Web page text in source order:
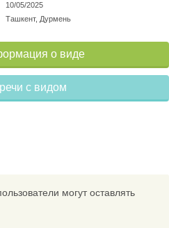
10/05/2025
Ташкент, Дурмень
о виде
с видом
могут оставлять